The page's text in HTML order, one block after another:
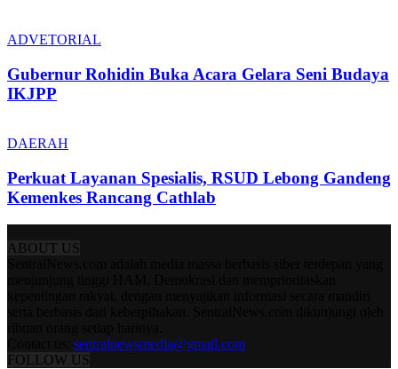
ADVETORIAL
Gubernur Rohidin Buka Acara Gelara Seni Budaya
IKJPP
DAERAH
Perkuat Layanan Spesialis, RSUD Lebong Gandeng
Kemenkes Rancang Cathlab
ABOUT US
sentralnewsmedia@gmail.com
FOLLOW US